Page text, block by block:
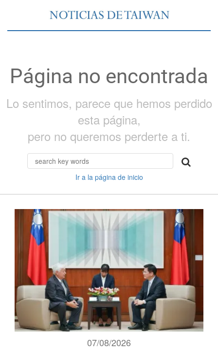
Página no encontrada
Lo sentimos, parece que hemos perdido
esta página,
pero no queremos perderte a ti.
Ir a la página de inicio
07/08/2026